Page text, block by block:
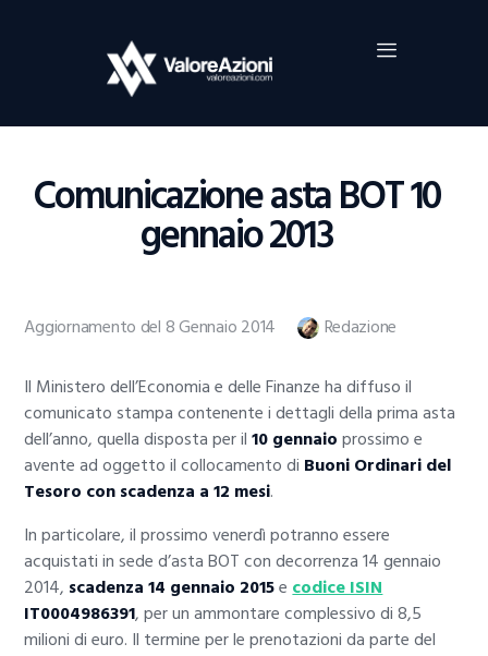
Comunicazione asta BOT 10
gennaio 2013
Home
Investimenti
Borsa
Guide Al Trading
Criptovalute
Aggiornamento del 8 Gennaio 2014 Redazione
Il Ministero dell’Economia e delle Finanze ha diffuso il
comunicato stampa contenente i dettagli della prima asta
dell’anno, quella disposta per il10 gennaioprossimo e
avente ad oggetto il collocamento di Buoni Ordinari del
Tesoro con scadenza a 12 mesi.
In particolare, il prossimo venerdì potranno essere
acquistati in sede d’asta BOT con decorrenza 14 gennaio
2014, scadenza 14 gennaio 2015ecodice ISIN
IT0004986391, per un ammontare complessivo di 8,5
milioni di euro. Il termine per le prenotazioni da parte del